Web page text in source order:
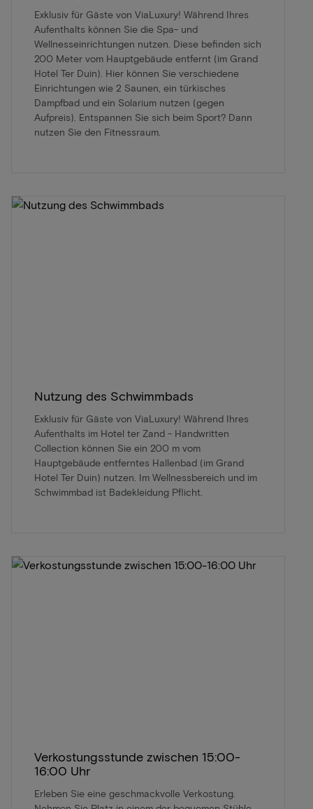
Exklusiv für Gäste von ViaLuxury! Während Ihres
Aufenthalts können Sie die Spa- und
Wellnesseinrichtungen nutzen. Diese befinden sich
200 Meter vom Hauptgebäude entfernt (im Grand
Hotel Ter Duin). Hier können Sie verschiedene
Einrichtungen wie 2 Saunen, ein türkisches
Dampfbad und ein Solarium nutzen (gegen
Aufpreis). Entspannen Sie sich beim Sport? Dann
nutzen Sie den Fitnessraum.
Nutzung des Schwimmbads
Exklusiv für Gäste von ViaLuxury! Während Ihres
Aufenthalts im Hotel ter Zand - Handwritten
Collection können Sie ein 200 m vom
Hauptgebäude entferntes Hallenbad (im Grand
Hotel Ter Duin) nutzen. Im Wellnessbereich und im
Schwimmbad ist Badekleidung Pflicht.
Verkostungsstunde zwischen 15:00-
16:00 Uhr
Erleben Sie eine geschmackvolle Verkostung.